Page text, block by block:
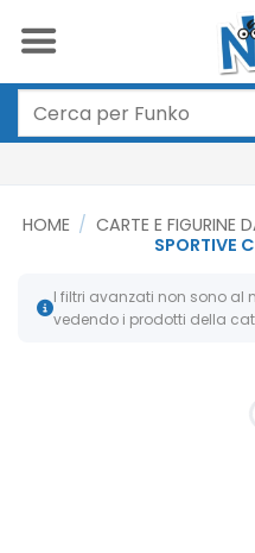
Cerca:
HOME / CARTE E FIGURINE
SPORTIVE
I filtri avanzati non sono al
vedendo i prodotti della